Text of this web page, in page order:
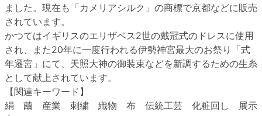
ました。現在も「カメリアシルク」の商標で京都などに販売
されています。
かつてはイギリスのエリザベス2世の戴冠式のドレスに使用
され、また20年に一度行われる伊勢神宮最大のお祭り「式
年遷宮」にて、天照大神の御装束などを新調するための生糸
として献上されています。
【関連キーワード】
絹 繭 産業 刺繍 織物 布 伝統工芸 化粧回し 展示